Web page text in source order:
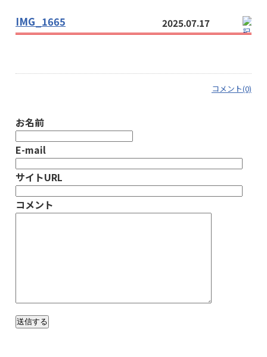
IMG_1665 2025.07.17
コメント(0)
お名前
E-mail
サイトURL
コメント